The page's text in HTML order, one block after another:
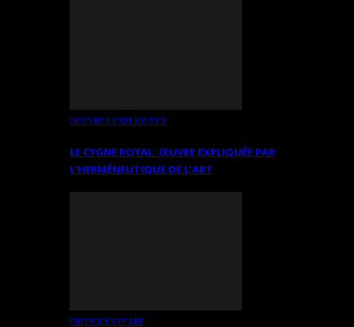
OEUVRES EXPLIQUÉES
LE CYGNE ROYAL. ŒUVRE EXPLIQUÉE PAR
L’HERMÉNEUTIQUE DE L’ART
CRITIQUES D’ART